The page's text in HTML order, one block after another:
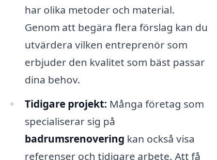
har olika metoder och material.
Genom att begära flera förslag kan du
utvärdera vilken entreprenör som
erbjuder den kvalitet som bäst passar
dina behov.
Tidigare projekt: Många företag som
specialiserar sig på
badrumsrenovering kan också visa
referenser och tidigare arbete. Att få